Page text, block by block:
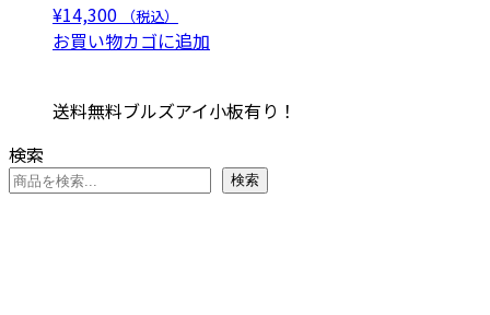
¥14,300 （税込）
お買い物カゴに追加
送料無料ブルズアイ小板有り！
検索
検索